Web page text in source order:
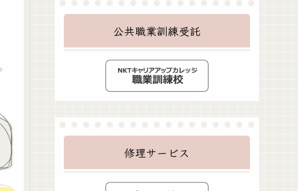
公共職業訓練受託
修理サービス